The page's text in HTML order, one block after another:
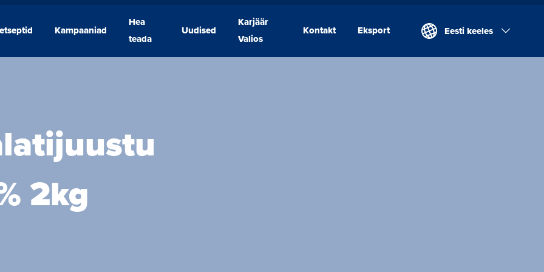
Kampaaniad
Hea
teada
Uudised
Karjäär
Valios
Kontakt Eksport Eesti keeles
Kampaaniad
teada
Uudised
Karjäär
Valios
Kontakt
Valio Eesti AS
Eksport
2kg